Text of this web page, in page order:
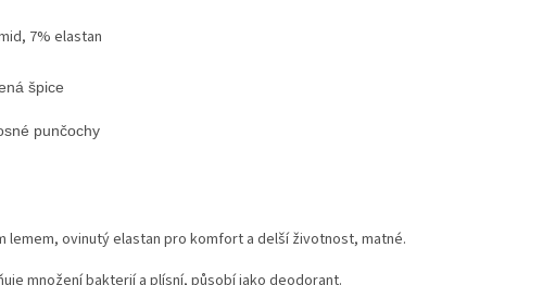
7% elastan
ovinutý elastan pro komfort a delší životnost, matné.